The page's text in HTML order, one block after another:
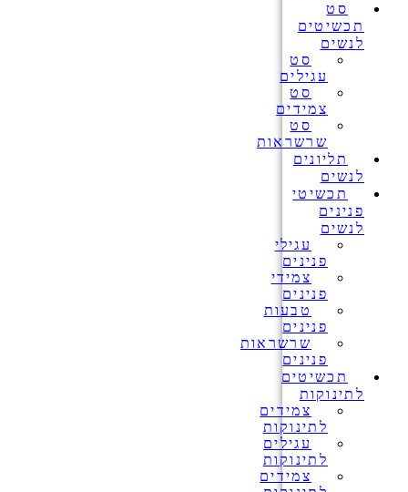
סט
תכשיטים
לנשים
סט
עגילים
סט
צמידים
סט
שרשראות
תליונים
לנשים
תכשיטי
פנינים
לנשים
עגילי
פנינים
צמידי
פנינים
טבעות
פנינים
שרשראות
פנינים
תכשיטים
לתינוקות
צמידים
לתינוקות
עגילים
לתינוקות
צמידים